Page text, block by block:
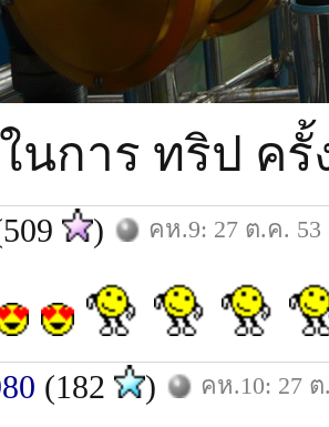
นการ ทริป ค
) คห.9: 27 ต.ค. 53
(182 ) คห.10: 27